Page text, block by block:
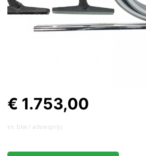
€ 1.753,00
ex. btw / adviesprijs